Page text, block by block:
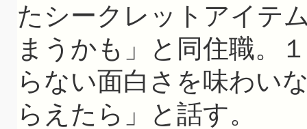
たシークレットアイテ
まうかも」と同住職。
らない面白さを味わい
らえたら」と話す。